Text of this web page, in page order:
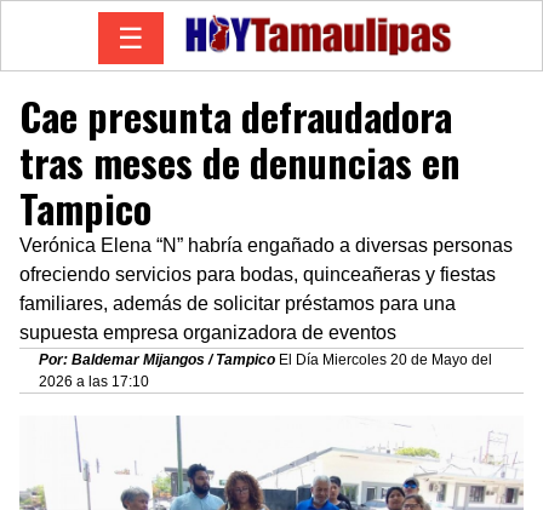
☰
Cae presunta defraudadora
tras meses de denuncias en
Tampico
Verónica Elena “N” habría engañado a diversas personas
ofreciendo servicios para bodas, quinceañeras y fiestas
familiares, además de solicitar préstamos para una
supuesta empresa organizadora de eventos
Por: Baldemar Mijangos / Tampico El Día Miercoles 20 de Mayo del
2026 a las 17:10